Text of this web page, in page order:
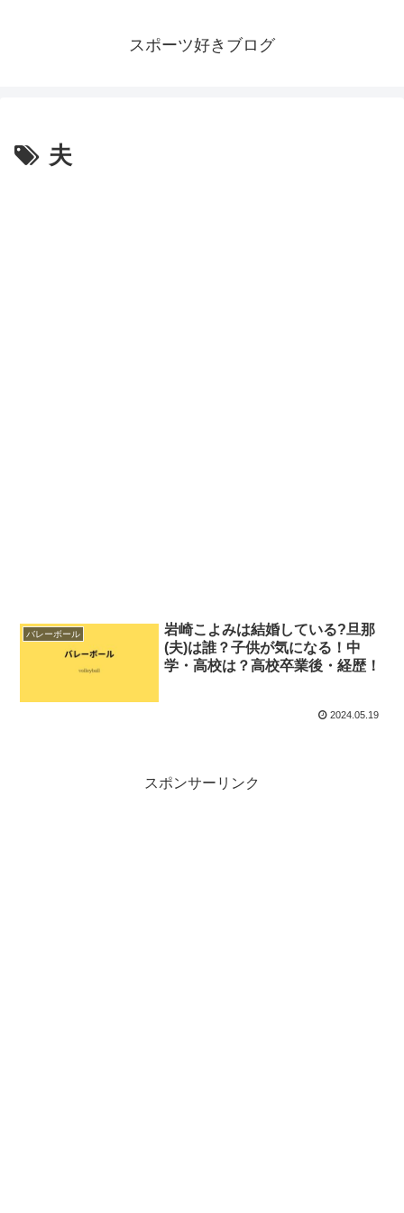
スポーツ好きブログ
夫
バレーボール
岩崎こよみは結婚している?旦那
(夫)は誰？子供が気になる！中
学・高校は？高校卒業後・経歴！
2024.05.19
スポンサーリンク